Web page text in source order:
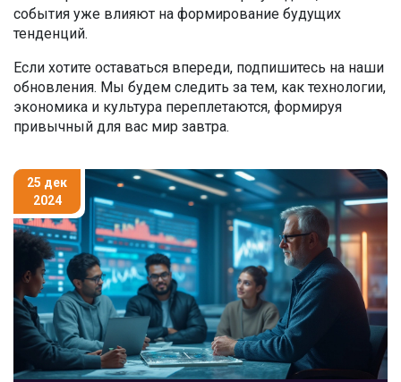
события уже влияют на формирование будущих
тенденций.
Если хотите оставаться впереди, подпишитесь на наши
обновления. Мы будем следить за тем, как технологии,
экономика и культура переплетаются, формируя
привычный для вас мир завтра.
25 дек
2024